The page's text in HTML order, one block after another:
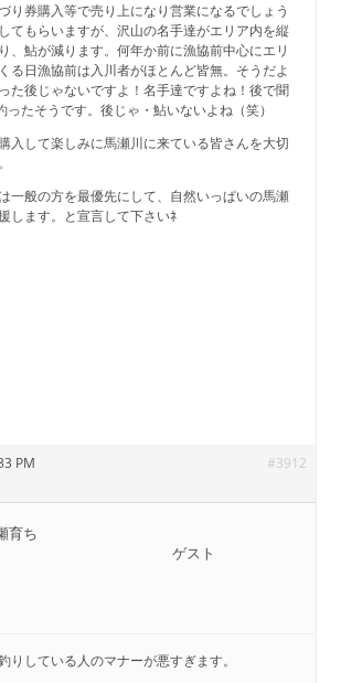
り券購入等で売り上になり営業になるでしょう
てもらいますが、沢山の名手達がエリア内を縦
、鮎が減ります。何年か前に漁協前中心にエリ
る日漁協前は入川者がほとんど皆無。そうだよ
た後じゃないですよ！名手達ですよね！後で聞
たそうです。後じゃ・鮎いないよね（笑）
入して楽しみに馬瀬川に来ている皆さんを大切
一般の方を最優先にして、自然いっぱいの馬瀬
します。と宣言して下さいﾈ
PM #3912
育ち
ゲスト
りしている人のマナーが悪すぎます。